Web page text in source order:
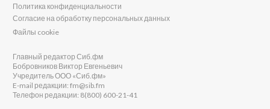
Политика конфиденциальности
Согласие на обработку персональных данных
Файлы cookie
Главный редактор Сиб.фм
Бобровников Виктор Евгеньевич
Учредитель ООО «Сиб.фм»
E-mail редакции: fm@sib.fm
Телефон редакции: 8(800) 600-21-41